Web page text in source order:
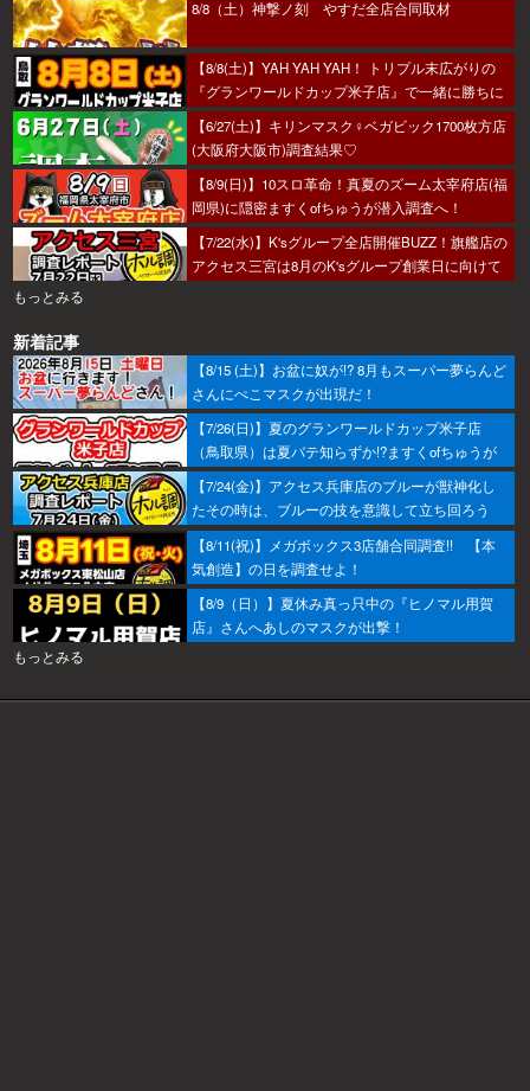
8/8（土）神撃ノ刻 やすだ全店合同取材
【8/8(土)】YAH YAH YAH！ トリプル末広がりの
『グランワールドカップ米子店』で一緒に勝ちに
行こうか～！
【6/27(土)】キリンマスク♀ベガビック1700枚方店
(大阪府大阪市)調査結果♡
【8/9(日)】10スロ革命！真夏のズーム太宰府店(福
岡県)に隠密ますくofちゅうが潜入調査へ！
【7/22(水)】K'sグループ全店開催BUZZ！旗艦店の
アクセス三宮は8月のK'sグループ創業日に向けて
もっとみる
新着記事
【8/15 (土)】お盆に奴が!? 8月もスーパー夢らんど
さんにぺこマスクが出現だ！
【7/26(日)】夏のグランワールドカップ米子店
（鳥取県）は夏バテ知らずか!?ますくofちゅうが
調査してきたで～！
【7/24(金)】アクセス兵庫店のブルーが獣神化し
たその時は、ブルーの技を意識して立ち回ろう
ぞ！
【8/11(祝)】メガボックス3店舗合同調査!! 【本
気創造】の日を調査せよ！
【8/9（日）】夏休み真っ只中の『ヒノマル用賀
店』さんへあしのマスクが出撃！
もっとみる